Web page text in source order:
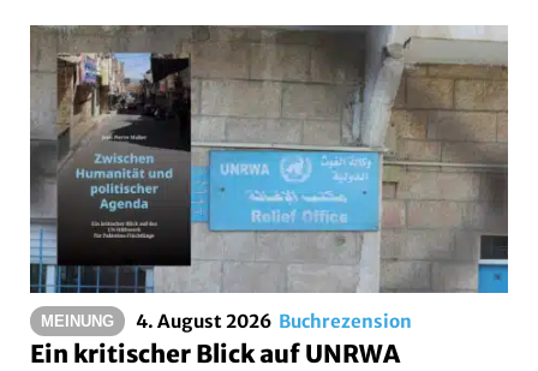
MEINUNG 4. August 2026 Buchrezension
Ein kritischer Blick auf UNRWA